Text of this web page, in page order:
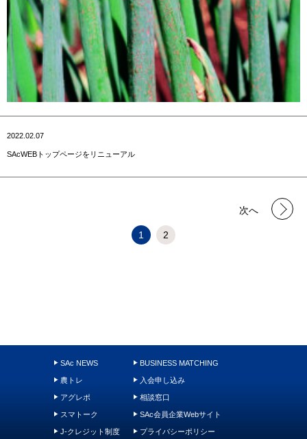
2022.02.07
SAcWEBトップページをリニューアル
1 2
次へ
SAc NEWS
農トレ
アグレポ
スマトーク
J-クレジット制度
BUSINESS MATCHING
入会申し込み
相談窓口
SAc会員企業Webサイト
プライバシーポリシー